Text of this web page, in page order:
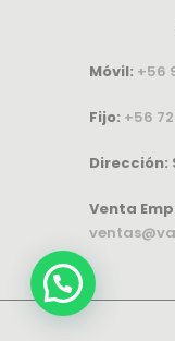
Móvil: +56
Fijo: +56
Dirección:
Venta